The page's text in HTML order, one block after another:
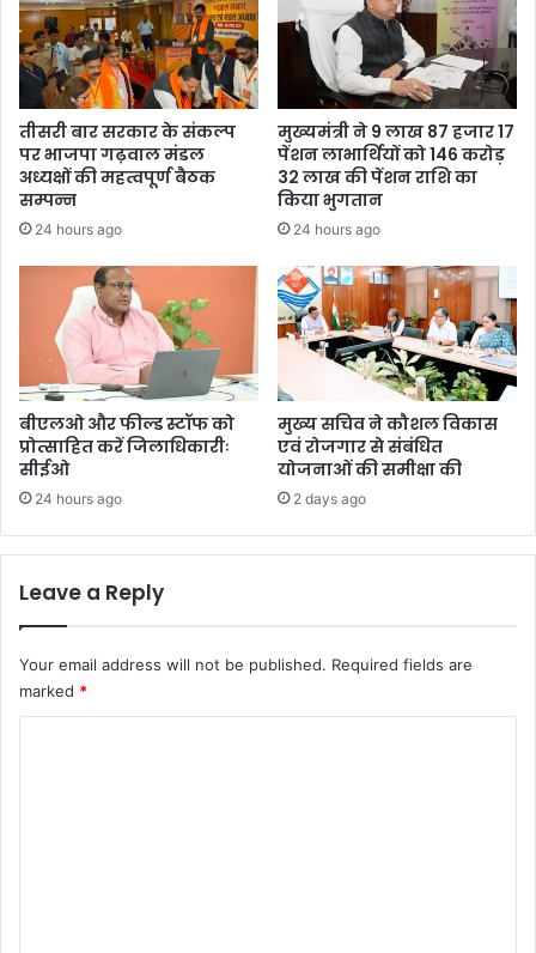
तीसरी बार सरकार के संकल्प
पर भाजपा गढ़वाल मंडल
अध्यक्षों की महत्वपूर्ण बैठक
सम्पन्न
24 hours ago
मुख्यमंत्री ने 9 लाख 87 हजार 17
पेंशन लाभार्थियों को 146 करोड़
32 लाख की पेंशन राशि का
किया भुगतान
24 hours ago
बीएलओ और फील्ड स्टॉफ को
प्रोत्साहित करें जिलाधिकारीः
सीईओ
24 hours ago
मुख्य सचिव ने कौशल विकास
एवं रोजगार से संबंधित
योजनाओं की समीक्षा की
2 days ago
Leave a Reply
Your email address will not be published. Required fields are
marked *